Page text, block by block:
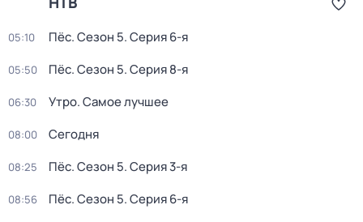
05:10 Пёс. Сезон 5. Серия 6-я
05:50 Пёс. Сезон 5. Серия 8-я
06:30 Утро. Самое лучшее
08:00 Сегодня
08:25 Пёс. Сезон 5. Серия 3-я
08:56 Пёс. Сезон 5. Серия 6-я